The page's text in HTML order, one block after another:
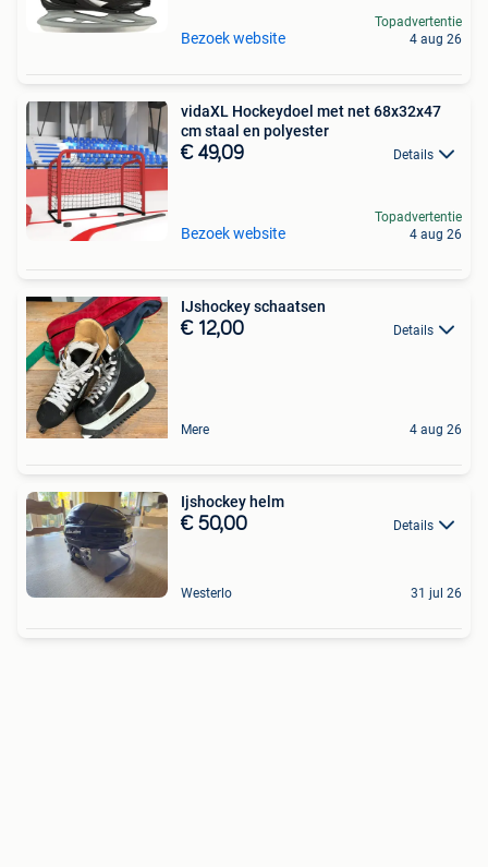
Bezoek website
Topadvertentie
4 aug 26
vidaXL Hockeydoel met net 68x32x47
cm staal en polyester
€ 49,09 Details
Bezoek website
Topadvertentie
4 aug 26
IJshockey schaatsen
€ 12,00 Details
Mere 4 aug 26
Ijshockey helm
€ 50,00 Details
Westerlo 31 jul 26